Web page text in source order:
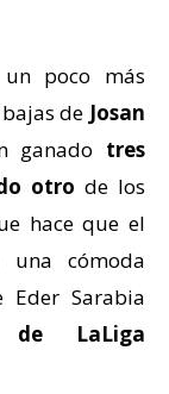
poco más
de Josan
ganado tres
otro de los
hace que el
una cómoda
Sarabia
de LaLiga